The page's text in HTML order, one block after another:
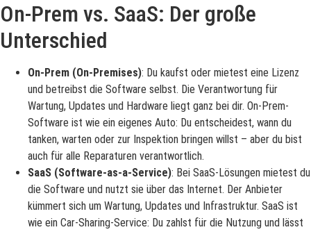
On-Prem vs. SaaS: Der große
Unterschied
On-Prem (On-Premises): Du kaufst oder mietest eine Lizenz
und betreibst die Software selbst. Die Verantwortung für
Wartung, Updates und Hardware liegt ganz bei dir. On-Prem-
Software ist wie ein eigenes Auto: Du entscheidest, wann du
tanken, warten oder zur Inspektion bringen willst – aber du bist
auch für alle Reparaturen verantwortlich.
SaaS (Software-as-a-Service): Bei SaaS-Lösungen mietest du
die Software und nutzt sie über das Internet. Der Anbieter
kümmert sich um Wartung, Updates und Infrastruktur. SaaS ist
wie ein Car-Sharing-Service: Du zahlst für die Nutzung und lässt